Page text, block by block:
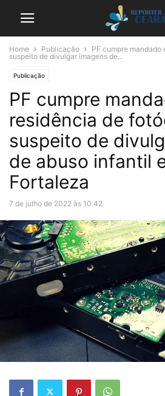
Home Publicação
PF cumpre
suspeito de divulgar imagens de...
Publicação
PF cumpre
residência de
suspeito de
de abuso infantil
Fortaleza
7 de julho de 2022 às 10:42